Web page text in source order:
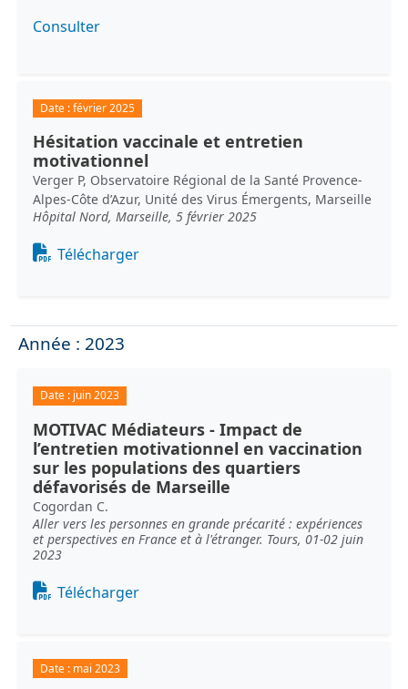
Consulter
Date :février 2025
Hésitation vaccinale et entretien
motivationnel
Verger P, Observatoire Régional de la Santé Provence-
Alpes-Côte d’Azur, Unité des Virus Émergents, Marseille
Hôpital Nord, Marseille, 5 février 2025
Document
Télécharger
Année : 2023
Date : juin 2023
MOTIVAC Médiateurs - Impact de
l’entretien motivationnel en vaccination
sur les populations des quartiers
défavorisés de Marseille
Cogordan C.
Aller vers les personnes en grande précarité : expériences
et perspectives en France et à l'étranger. Tours, 01-02 juin
2023
Document
Télécharger
Date : mai 2023